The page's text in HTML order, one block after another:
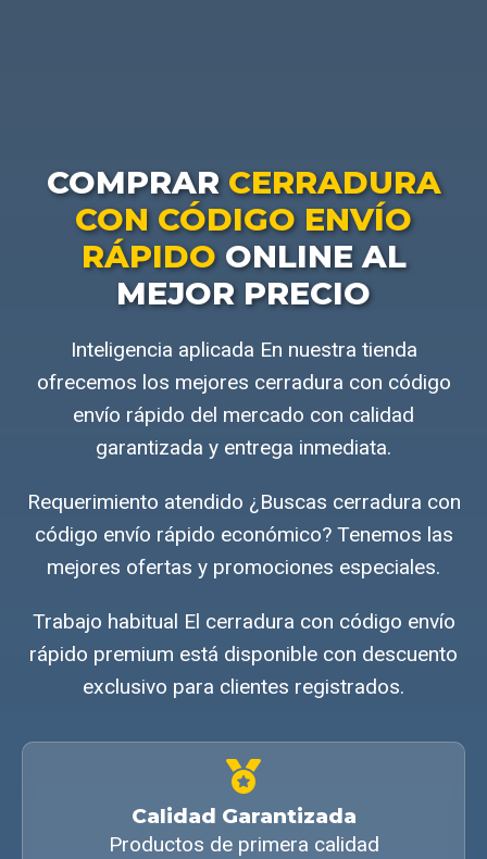
COMPRAR CERRADURA
CON CÓDIGO ENVÍO
RÁPIDOONLINE AL
MEJOR PRECIO
Inteligencia aplicada En nuestra tienda
ofrecemos los mejores cerradura con código
envío rápido del mercado con calidad
garantizada y entrega inmediata.
Requerimiento atendido ¿Buscas cerradura con
código envío rápido económico? Tenemos las
mejores ofertas y promociones especiales.
Trabajo habitual El cerradura con código envío
rápido premium está disponible con descuento
exclusivo para clientes registrados.
Calidad Garantizada
Productos de primera calidad